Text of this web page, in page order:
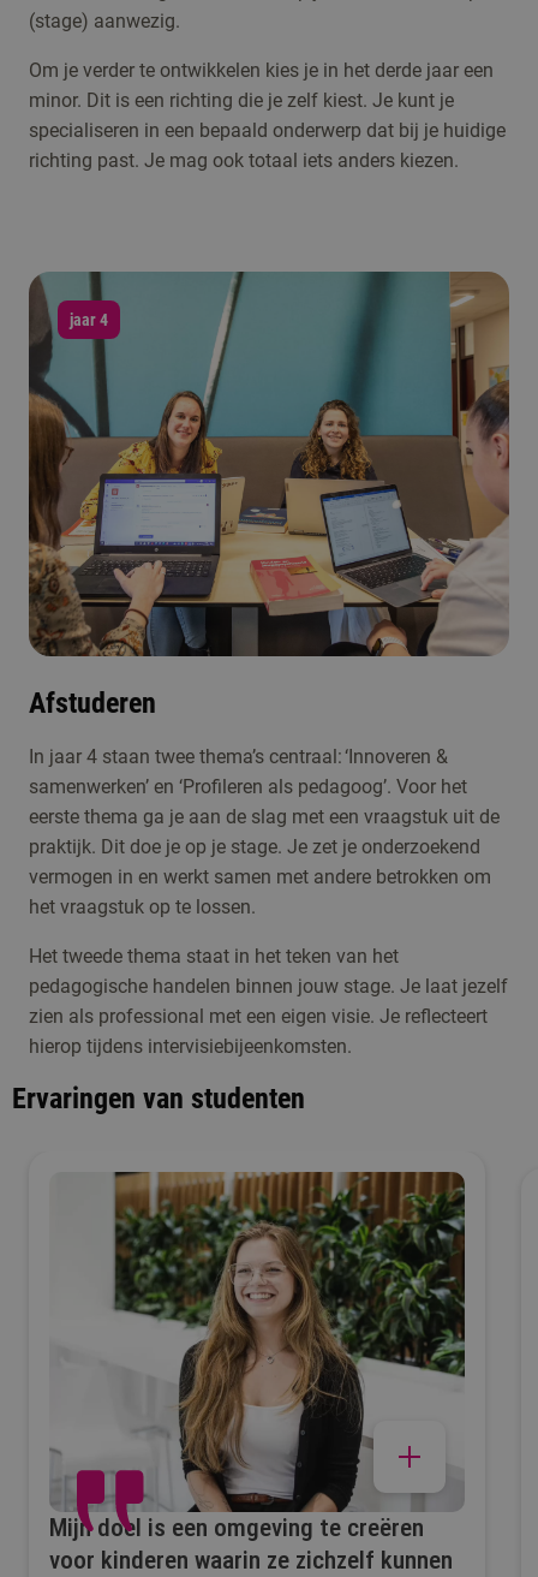
(stage) aanwezig.
Om je verder te ontwikkelen kies je in het derde jaar een
minor. Dit is een richting die je zelf kiest. Je kunt je
specialiseren in een bepaald onderwerp dat bij je huidige
richting past. Je mag ook totaal iets anders kiezen.
jaar 4
Afstuderen
In jaar 4 staan twee thema’s centraal: ‘Innoveren &
samenwerken’ en ‘Profileren als pedagoog’. Voor het
eerste thema ga je aan de slag met een vraagstuk uit de
praktijk. Dit doe je op je stage. Je zet je onderzoekend
vermogen in en werkt samen met andere betrokken om
het vraagstuk op te lossen.
Het tweede thema staat in het teken van het
pedagogische handelen binnen jouw stage. Je laat jezelf
zien als professional met een eigen visie. Je reflecteert
hierop tijdens intervisiebijeenkomsten.
Ervaringen van studenten
Mijn doel is een omgeving te creëren
voor kinderen waarin ze zichzelf kunnen